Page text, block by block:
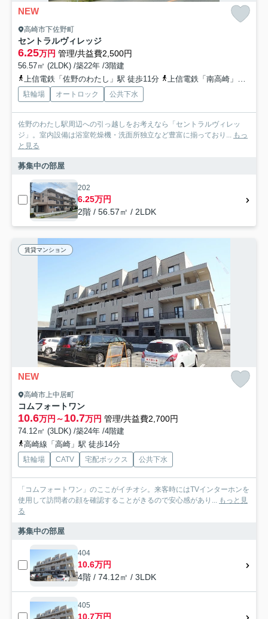
NEW
高崎市下佐野町
セントラルヴィレッジ
6.25万円 管理/共益費2,500円
56.57㎡ (2LDK) /築22年 /3階建
上信電鉄「佐野のわたし」駅 徒歩11分
上信電鉄「南高崎」駅 徒歩28分
駐輪場 オートロック 公共下水
佐野のわたし駅周辺への引っ越しをお考えなら「セントラルヴィレッ
ジ」。室内設備は浴室乾燥機・洗面所独立など豊富に揃っており...
もっ
と見る
募集中の部屋
202
6.25万円
2階 / 56.57㎡ / 2LDK
賃貸マンション
NEW
高崎市上中居町
コムフォートワン
10.6万円～10.7万円 管理/共益費2,700円
74.12㎡ (3LDK) /築24年 /4階建
高崎線「高崎」駅 徒歩14分
駐輪場 CATV 宅配ボックス 公共下水
「コムフォートワン」のここがイチオシ。来客時にはTVインターホンを
使用して訪問者の顔を確認することがきるので安心感があり...
もっと見
る
募集中の部屋
404
10.6万円
4階 / 74.12㎡ / 3LDK
405
10.7万円